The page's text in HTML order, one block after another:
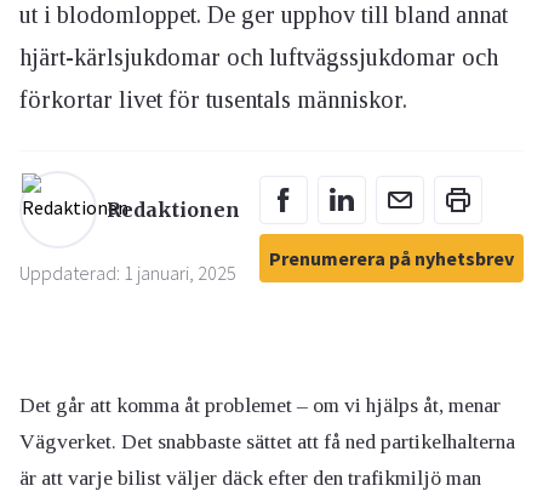
ut i blodomloppet. De ger upphov till bland annat
hjärt-kärlsjukdomar och luftvägssjukdomar och
förkortar livet för tusentals människor.
Redaktionen
Uppdaterad: 1 januari, 2025
Prenumerera på nyhetsbrev
Det går att komma åt problemet – om vi hjälps åt, menar
Vägverket. Det snabbaste sättet att få ned partikelhalterna
är att varje bilist väljer däck efter den trafikmiljö man